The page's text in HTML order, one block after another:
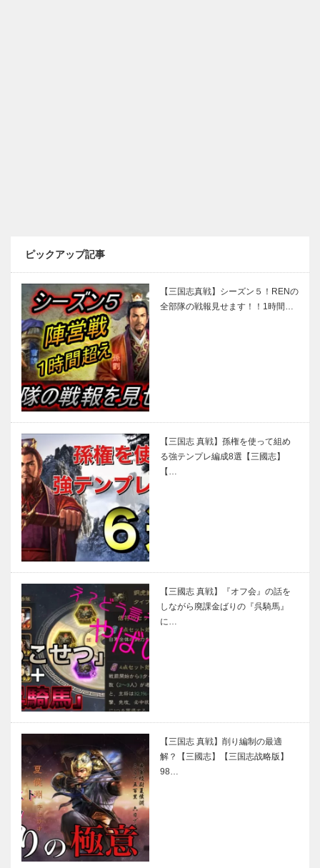
ピックアップ記事
【三国志真戦】シーズン５！RENの
全部隊の戦報見せます！！1時間…
【三国志 真戦】孫権を使って組め
る強テンプレ編成8選【三國志】
【…
【三國志 真戦】『オフ会』の話を
しながら廃課金ばりの『呉騎馬』
に…
【三国志 真戦】削り編制の最適
解？【三國志】【三国志战略版】
98…